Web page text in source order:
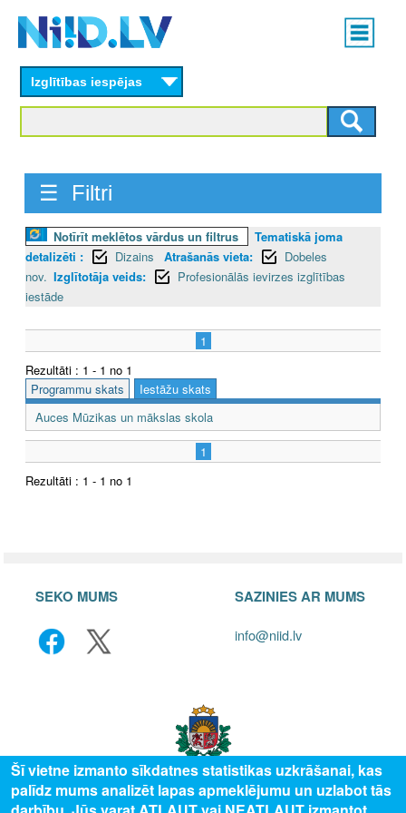
content
Main
menu
Izglītības iespējas
☰ Filtri
Notīrīt meklētos vārdus un filtrus
Tematiskā joma
detalizēti :
Dizains Atrašanās vieta:
Dobeles
nov. Izglītotāja veids:
Profesionālās ievirzes izglītības
iestāde
1
Rezultāti : 1 - 1 no 1
Programmu skats
Iestāžu skats
Auces Mūzikas un mākslas skola
1
Rezultāti : 1 - 1 no 1
SEKO MUMS SAZINIES AR MUMS
info@niid.lv
Šī vietne izmanto sīkdatnes statistikas uzkrāšanai, kas
palīdz mums analizēt lapas apmeklējumu un uzlabot tās